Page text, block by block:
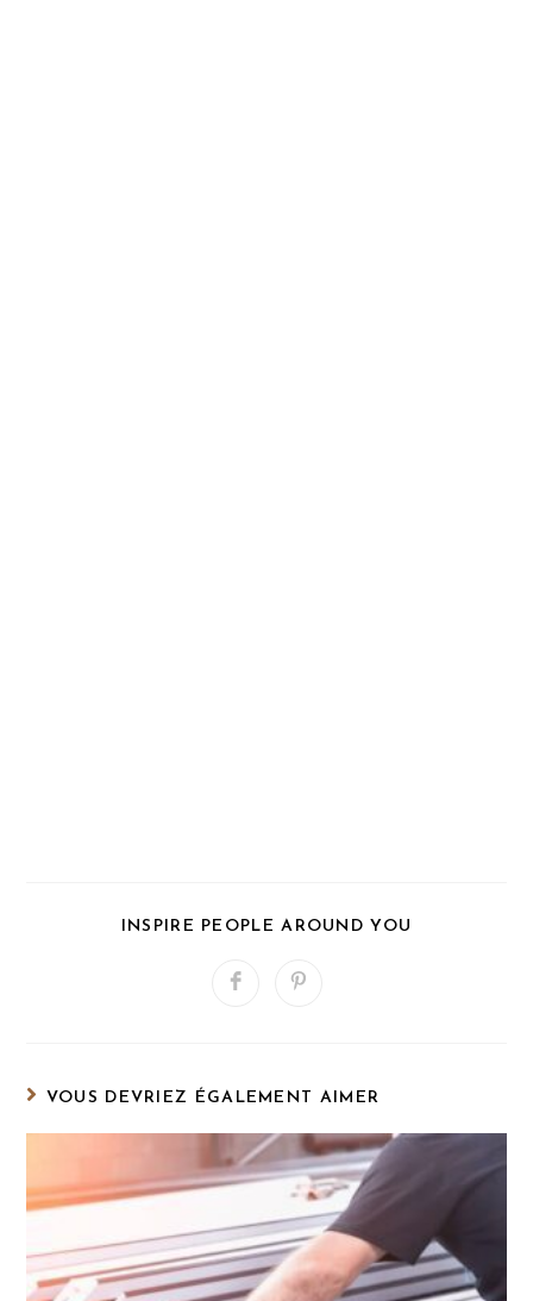
INSPIRE PEOPLE AROUND YOU
Ouvrir
Ouvrir
VOUS DEVRIEZ ÉGALEMENT AIMER